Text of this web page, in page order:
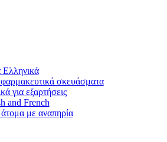
Ελληνικά
σκευάσματα
για εξαρτήσεις
and French
με αναπηρία